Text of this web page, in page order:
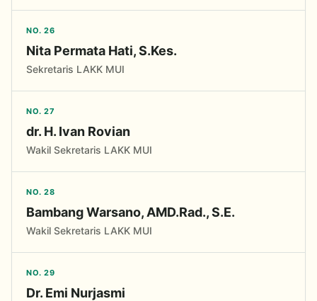
NO. 26
Nita Permata Hati, S.Kes.
Sekretaris LAKK MUI
NO. 27
dr. H. Ivan Rovian
Wakil Sekretaris LAKK MUI
NO. 28
Bambang Warsano, AMD.Rad., S.E.
Wakil Sekretaris LAKK MUI
NO. 29
Dr. Emi Nurjasmi